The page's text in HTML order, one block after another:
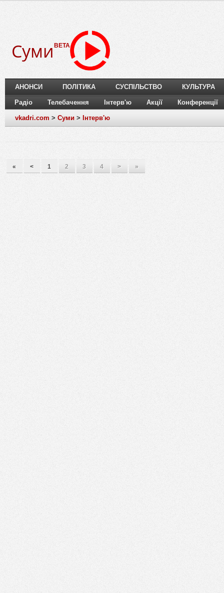
Суми BETA
АНОНСИ ПОЛІТИКА СУСПІЛЬСТВО КУЛЬТУРА
Радіо Телебачення Інтерв'ю Акції Конференції
vkadri.com > Суми > Інтерв'ю
« < 1 2 3 4 > »